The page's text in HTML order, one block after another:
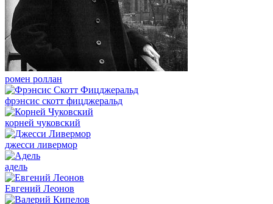
ромен роллан
фрэнсис скотт фицджеральд
корней чуковский
джесси ливермор
адель
Евгений Леонов